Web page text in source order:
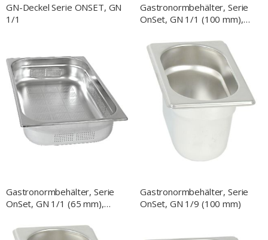
GN-Deckel Serie ONSET, GN
1/1
Gastronormbehälter, Serie
OnSet, GN 1/1 (100 mm),
Gastronormbehälter, Serie
OnSet, GN 1/1 (65 mm),
Gastronormbehälter, Serie
OnSet, GN 1/9 (100 mm)